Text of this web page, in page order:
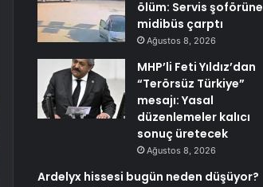
ölüm: Servis şoförüne
midibüs çarptı
Ağustos 8, 2026
MHP’li Feti Yıldız’dan
“Terörsüz Türkiye”
mesajı: Yasal
düzenlemeler kalıcı
sonuç üretecek
Ağustos 8, 2026
Ardelyx hissesi bugün neden düşüyor?